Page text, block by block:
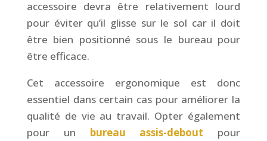
accessoire devra être relativement lourd
pour éviter qu’il glisse sur le sol car il doit
être bien positionné sous le bureau pour
être efficace.
Cet accessoire ergonomique est donc
essentiel dans certain cas pour améliorer la
qualité de vie au travail. Opter également
pour un bureau assis-debout pour